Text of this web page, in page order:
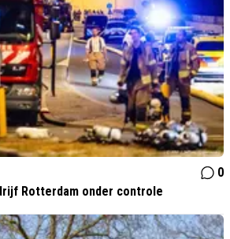
0
Rotterdam onder controle